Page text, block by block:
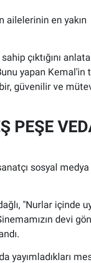
ailelerinin en yakın
çıktığını
yapan Kemal'in
güvenilir ve
PEŞE
sosyal medya
"Nurlar içinde
devi
yayımladıkları